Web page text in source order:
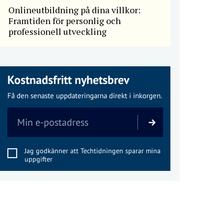
Onlineutbildning på dina villkor:
Framtiden för personlig och
professionell utveckling
Kostnadsfritt nyhetsbrev
Få den senaste uppdateringarna direkt i inkorgen.
Jag godkänner att Techtidningen sparar mina
uppgifter